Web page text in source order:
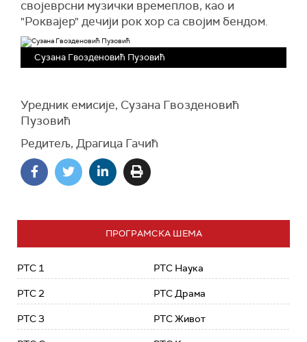
својеврсни музички времеплов, као и
"Роквајер" дечији рок хор са својим бендом.
Сузана Гвозденовић Пузовић
Уредник емисије, Сузана Гвозденовић
Пузовић
Редитељ, Драгица Гачић
ПРОГРАМСКА ШЕМА
РТС 1
РТС 2
РТС 3
РТС Наука
РТС Драма
РТС Живот